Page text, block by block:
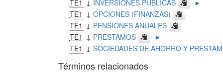
TE1 ↓ INVERSIONES PUBLICAS
►
TE1 ↓ OPCIONES (FINANZAS)
TE1 ↓ PENSIONES ANUALES
TE1 ↓ PRESTAMOS
►
TE1 ↓ SOCIEDADES DE AHORRO Y
Términos relacionados